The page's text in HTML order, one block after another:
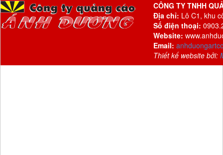
CÔNG TY TNHH
Địa chỉ: Lô C1, khu
Số điện thoại:
Website:
Email:
Thiết kế website bởi: